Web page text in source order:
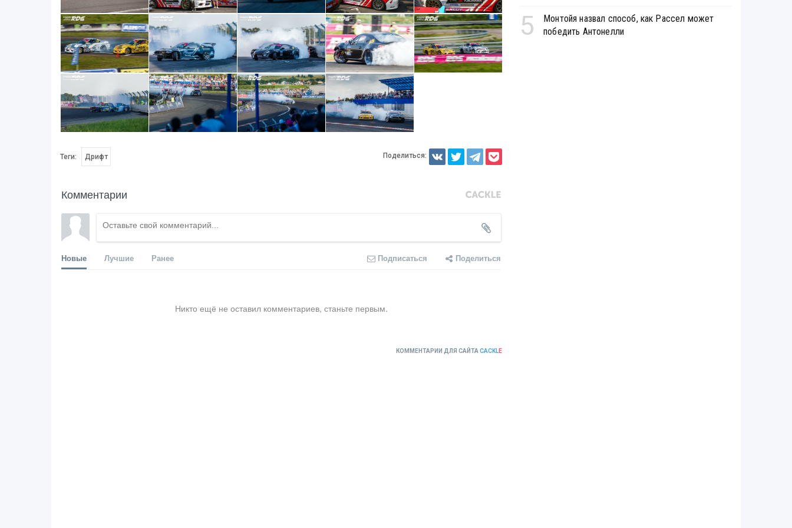
Теги: Дрифт Поделиться:
Комментарии
Новые Лучшие Ранее Подписаться Поделиться
Никто ещё не оставил комментариев, станьте первым.
КОММЕНТАРИИ ДЛЯ САЙТА CACKLE
5
Монтойя назвал способ, как Рассел может
победить Антонелли